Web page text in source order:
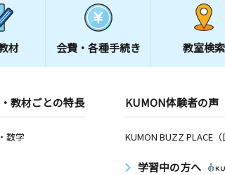
材 会費・ 各種手続き 教室検索
教材ごとの特長
数学
KUMON体験者の声
KUMON BUZZ PLACE（
学習中の方へ